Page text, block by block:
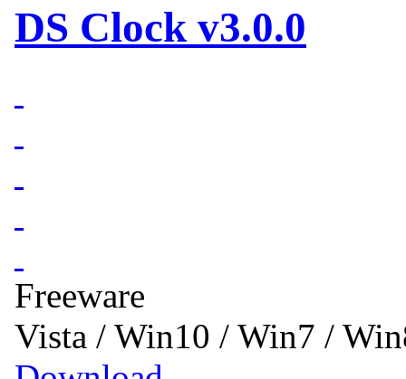
DS Clock v3.0.0
Freeware
Vista / Win10 / Win7 /